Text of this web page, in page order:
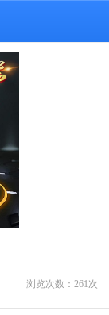
浏览次数： 261 次